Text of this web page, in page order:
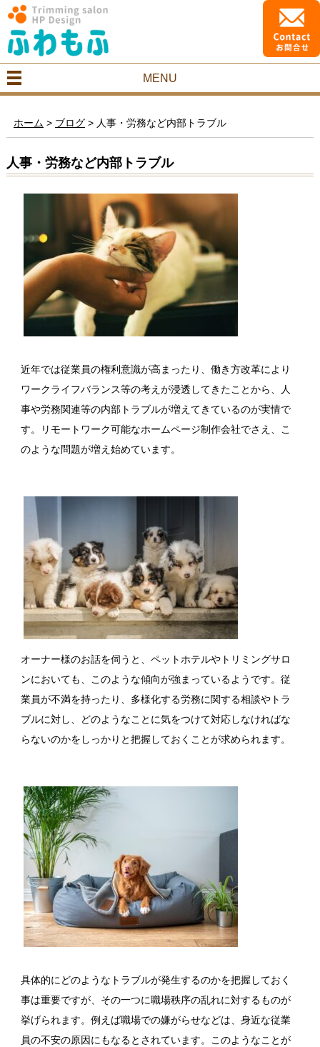
MENU
ホーム > ブログ> 人事・労務など内部トラブル
人事・労務など内部トラブル
近年では従業員の権利意識が高まったり、働き方改革により
ワークライフバランス等の考えが浸透してきたことから、人
事や労務関連等の内部トラブルが増えてきているのが実情で
す。リモートワーク可能なホームページ制作会社でさえ、こ
のような問題が増え始めています。
オーナー様のお話を伺うと、ペットホテルやトリミングサロ
ンにおいても、このような傾向が強まっているようです。従
業員が不満を持ったり、多様化する労務に関する相談やトラ
ブルに対し、どのようなことに気をつけて対応しなければな
らないのかをしっかりと把握しておくことが求められます。
具体的にどのようなトラブルが発生するのかを把握しておく
事は重要ですが、その一つに職場秩序の乱れに対するものが
挙げられます。例えば職場での嫌がらせなどは、身近な従業
員の不安の原因にもなるとされています。このようなことが